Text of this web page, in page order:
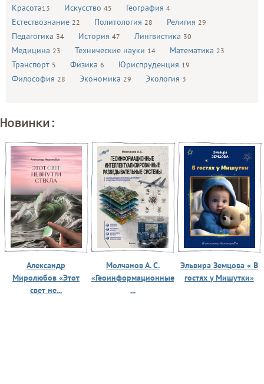
Красота13 Искусство 45 География 4
Естествознание 22 Политология 28 Религия 29
Педагогика 34 История 47 Лингвистика 30
Медицина 23 Технические науки 14 Математика 23
Транспорт 5 Физика 6 Юриспруденция 19
Философия 28 Экономика 29 Экология 3
Новинки:
Александр
Миролюбов «Этот
свет не...
Молчанов А. С.
«Геоинформационные
...
Эльвира Земцова « В
гостях у Мишутки»